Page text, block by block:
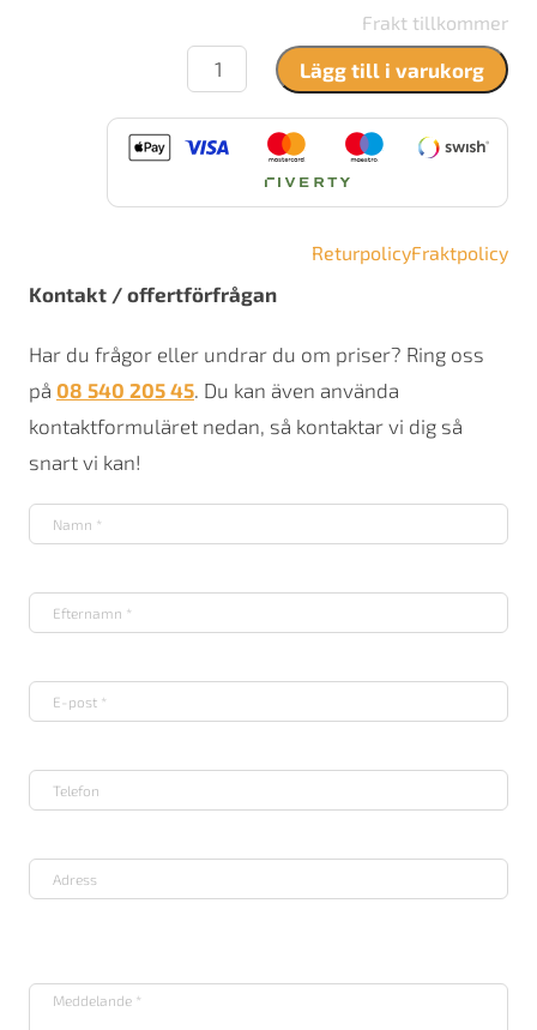
Frakt tillkommer
Contura
Lägg till i varukorg
ReturpolicyFraktpolicy
Kontakt / offertförfrågan
Har du frågor eller undrar du om priser? Ring oss
på 08 540 205 45 . Du kan även använda
kontaktformuläret nedan, så kontaktar vi dig så
snart vi kan!